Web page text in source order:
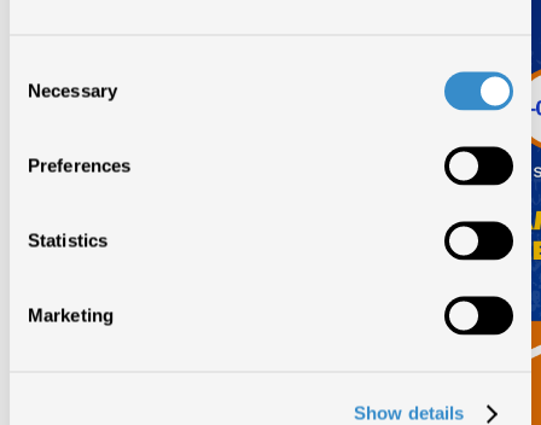
Selection
Necessary
Preferences
Statistics
Marketing
Show details